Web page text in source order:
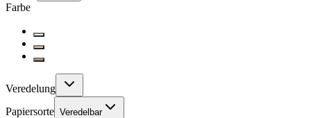
Farbe
Veredelung
Papiersorte Veredelbar